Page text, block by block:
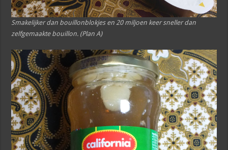
Smakelijker dan bouillonblokjes en 20 miljoen keer sneller dan
zelfgemaakte bouillon. (Plan A)